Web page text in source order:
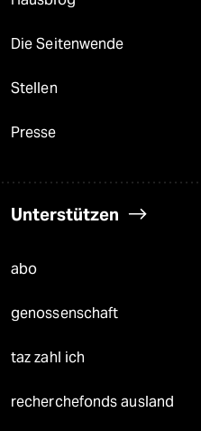
Die Seitenwende
Stellen
Presse
Unterstützen
abo
genossenschaft
taz zahl ich
recherchefonds ausland